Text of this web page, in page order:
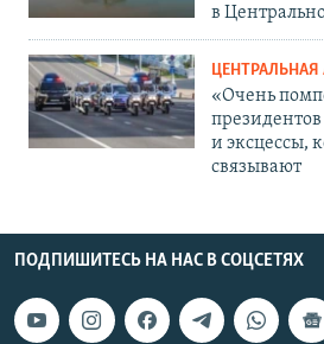
в
ЦЕНТРАЛЬНАЯ
«Очень
и эксцессы,
связывают
ПОДПИШИТЕСЬ НА НАС В СОЦСЕТЯХ